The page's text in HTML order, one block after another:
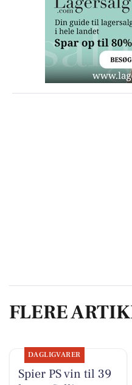
FLERE
DAGLIGVARER
Spier PS vin til 39